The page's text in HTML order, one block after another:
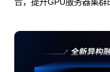
合，提升GPU服务器集群